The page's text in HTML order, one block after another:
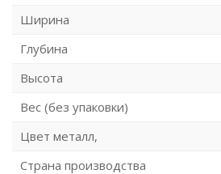
Ширина
Глубина
Высота
Вес (без упаковки)
Цвет металл,
Страна производства